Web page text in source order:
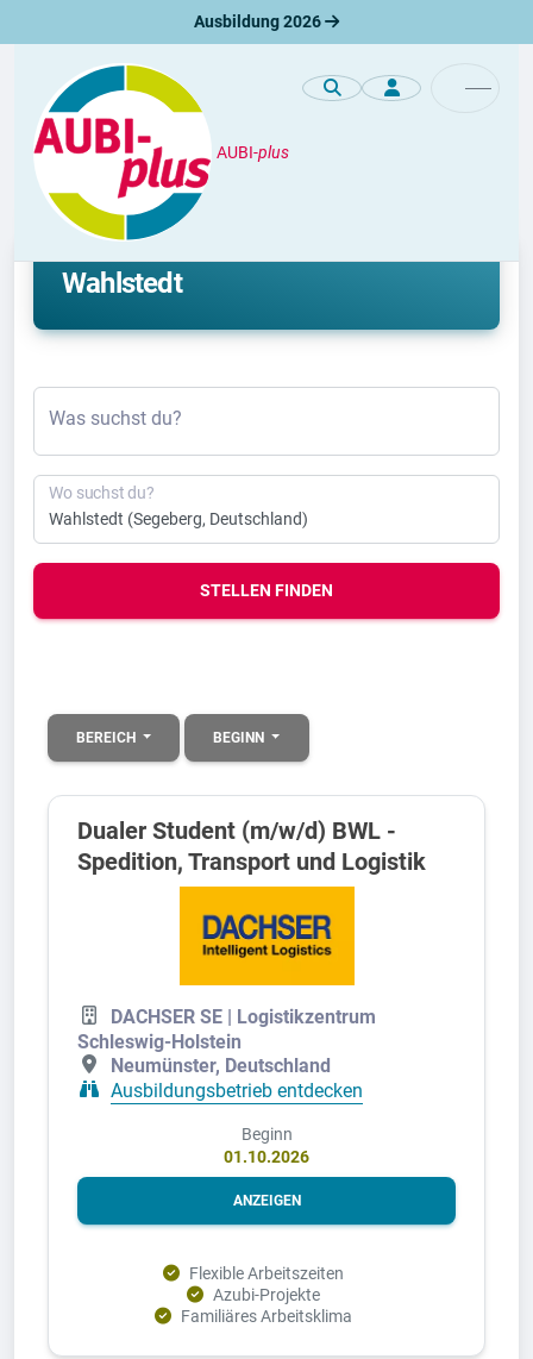
Ausbildung 2026
AUBI-plus
Duales Studium
Aktuelle duale Studienplätze in
Wahlstedt
Was suchst du?
Wo suchst du?
STELLEN FINDEN
BEREICH BEGINN
Dualer Student (m/w/d) BWL -
Spedition, Transport und Logistik
DACHSER SE | Logistikzentrum
Schleswig-Holstein
Neumünster, Deutschland
Ausbildungsbetrieb entdecken
Beginn
01.10.2026
ANZEIGEN
Flexible Arbeitszeiten
Azubi-Projekte
Familiäres Arbeitsklima